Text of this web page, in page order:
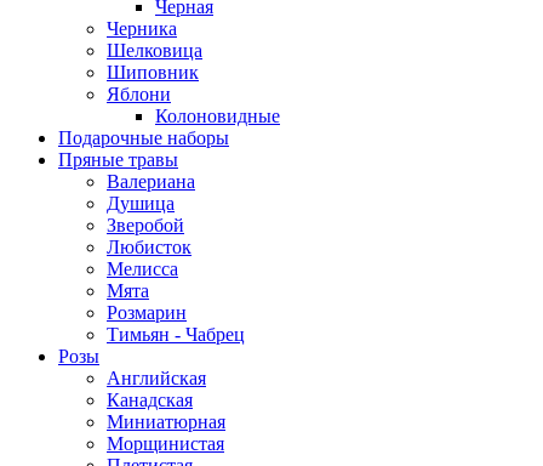
Черная
Черника
Шелковица
Шиповник
Яблони
Колоновидные
Подарочные наборы
Пряные травы
Валериана
Душица
Зверобой
Любисток
Мелисса
Мята
Розмарин
Тимьян - Чабрец
Розы
Английская
Канадская
Миниатюрная
Морщинистая